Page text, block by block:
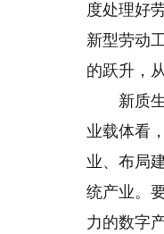
度处理好
新型劳动
的跃升，
新质生
业载体看
业、布局
统产业。
力的数字